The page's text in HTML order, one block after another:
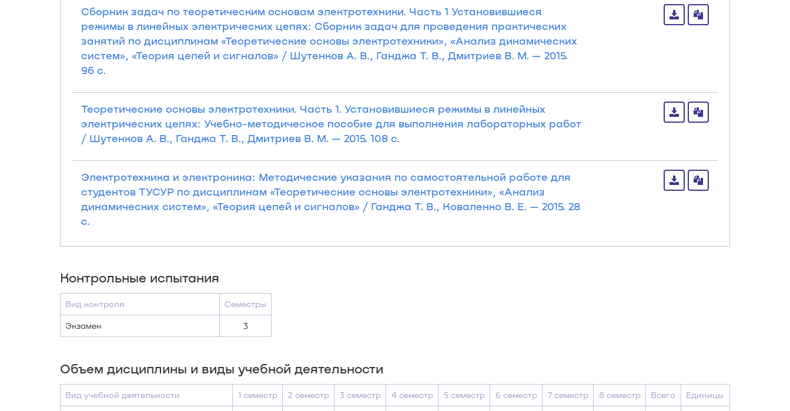
Сборник задач по теоретическим основам электротехники. Часть 1 Установившиеся
режимы в линейных электрических цепях: Сборник задач для проведения практических
занятий по дисциплинам «Теоретические основы электротехники», «Анализ динамических
систем», «Теория цепей и сигналов» / Шутенков А. В., Ганджа Т. В., Дмитриев В. М. — 2015.
96 с.
Теоретические основы электротехники. Часть 1. Установившиеся режимы в линейных
электрических цепях: Учебно-методическое пособие для выполнения лабораторных работ
/ Шутенков А. В., Ганджа Т. В., Дмитриев В. М. — 2015. 108 с.
Электротехника и электроника: Методические указания по самостоятельной работе для
студентов ТУСУР по дисциплинам «Теоретические основы электротехники», «Анализ
динамических систем», «Теория цепей и сигналов» / Ганджа Т. В., Коваленко В. Е. — 2015. 28
с.
Контрольные испытания
Вид контроля Семестры
Экзамен 3
Объем дисциплины и виды учебной деятельности
Вид учебной деятельности 1 семестр 2 семестр 3 семестр 4 семестр 5 семестр 6 семестр 7 семестр 8 семестр Всего Единицы